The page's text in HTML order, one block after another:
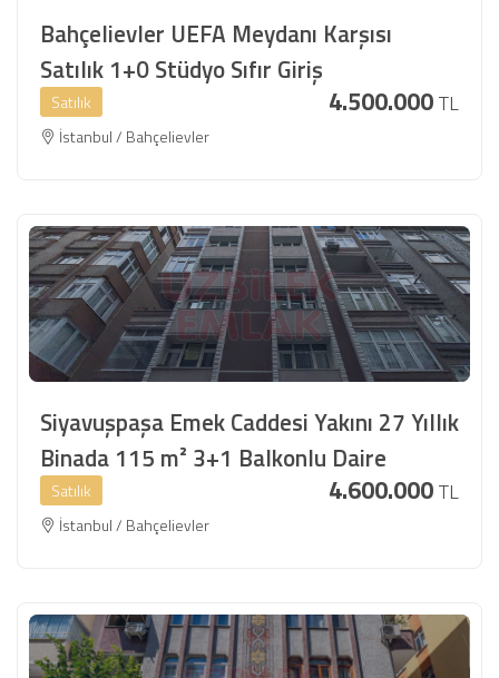
Bahçelievler UEFA Meydanı Karşısı
Satılık 1+0 Stüdyo Sıfır Giriş
Satılık 4.500.000TL
İstanbul / Bahçelievler
Siyavuşpaşa Emek Caddesi Yakını 27 Yıllık
Binada 115 m² 3+1 Balkonlu Daire
Satılık 4.600.000TL
İstanbul / Bahçelievler